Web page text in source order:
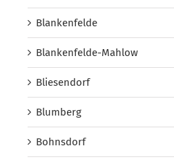
Blankenfelde
Blankenfelde-Mahlow
Bliesendorf
Blumberg
Bohnsdorf